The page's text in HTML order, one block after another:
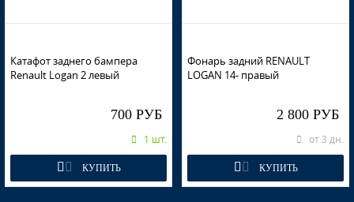
RPL - BLEU D'AZURITE
KNM - GRIS BASALTE
Катафот заднего бампера
Renault Logan 2 левый
700 РУБ
1 шт.
КУПИТЬ
Фонарь задний RENAULT
LOGAN 14- правый
2 800 РУБ
от 3 дн.
КУПИТЬ